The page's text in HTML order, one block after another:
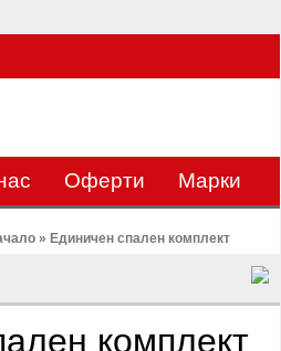
Оферти Mарки
» Единичен спален комплект
комплект